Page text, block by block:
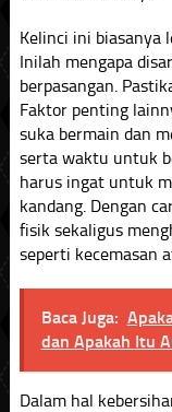
Kelinci ini biasanya
Inilah mengapa
berpasangan.
Faktor penting
suka bermain dan
serta waktu untuk
harus ingat untuk
kandang. Dengan
fisik sekaligus
seperti kecemasan
Baca Juga:
dan Apakah Itu
Dalam hal